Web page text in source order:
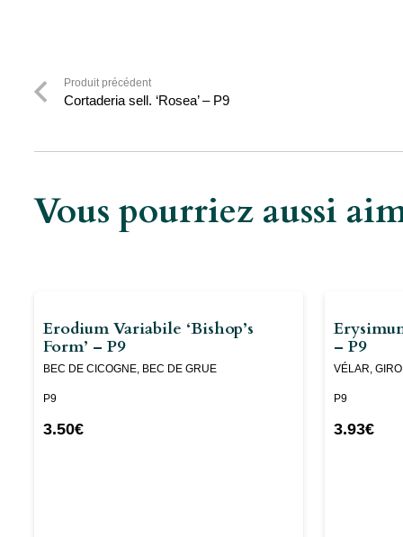
Produit précédent
Cortaderia sell. ‘Rosea’ – P9
Vous pourriez aussi
Erodium Variabile ‘Bishop’s
Form’ – P9
BEC DE CICOGNE, BEC DE GRUE
P9
3.50€
– P9
VÉLAR,
P9
3.93€